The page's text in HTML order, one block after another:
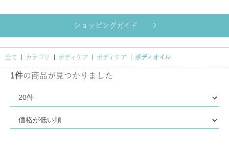
ショッピングガイド
全て カテゴリ ボディケア ボディケア ボディオイル
1件の商品が見つかりました